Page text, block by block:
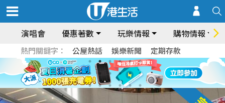
演唱會 優惠著數 玩樂情報 購物情報
熱門關鍵字： 公屋熱話 娛樂新聞 定期存款